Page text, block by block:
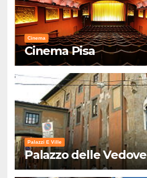
Cinema
Cinema Pisa
Palazzi E Ville
Palazzo delle Vedove